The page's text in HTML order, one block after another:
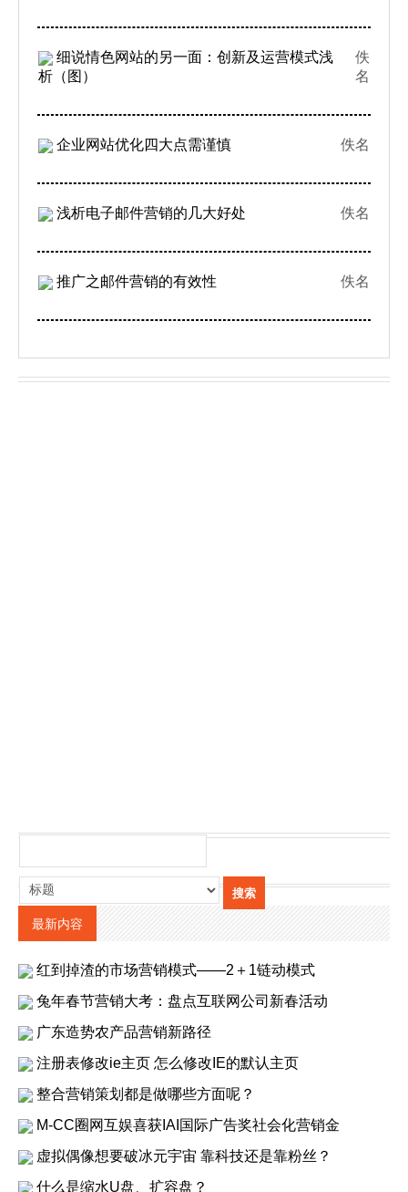
细说情色网站的另一面：创新及运营模式浅
析（图）
佚
名
企业网站优化四大点需谨慎 佚名
浅析电子邮件营销的几大好处 佚名
推广之邮件营销的有效性 佚名
最新内容
红到掉渣的市场营销模式——2＋1链动模式
兔年春节营销大考：盘点互联网公司新春活动
广东造势农产品营销新路径
注册表修改ie主页 怎么修改IE的默认主页
整合营销策划都是做哪些方面呢？
M-CC圈网互娱喜获IAI国际广告奖社会化营销金
虚拟偶像想要破冰元宇宙 靠科技还是靠粉丝？
什么是缩水U盘、扩容盘？